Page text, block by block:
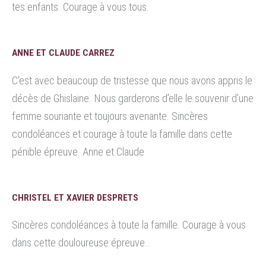
tes enfants. Courage à vous tous.
ANNE ET CLAUDE CARREZ
C’est avec beaucoup de tristesse que nous avons appris le
décès de Ghislaine. Nous garderons d’elle le souvenir d’une
femme souriante et toujours avenante. Sincères
condoléances et courage à toute la famille dans cette
pénible épreuve. Anne et Claude
CHRISTEL ET XAVIER DESPRETS
Sincères condoléances à toute la famille. Courage à vous
dans cette douloureuse épreuve..